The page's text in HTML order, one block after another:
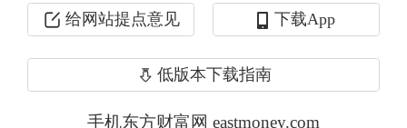
给网站提点意见 下载App
低版本下载指南
手机东方财富网 eastmoney.com